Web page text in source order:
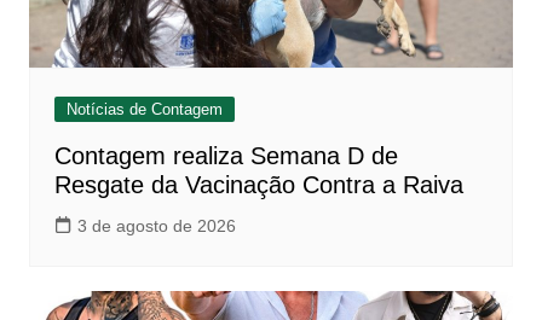
Notícias de Contagem
Contagem realiza Semana D de
Resgate da Vacinação Contra a Raiva
3 de agosto de 2026